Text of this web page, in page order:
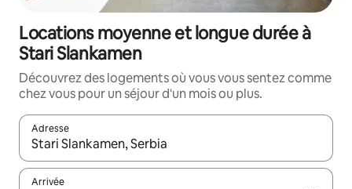
Locations moyenne et longue durée à
Stari Slankamen
Découvrez des logements où vous vous sentez comme
chez vous pour un séjour d'un mois ou plus.
Adresse
Lorsque les résultats s'affichent, utilisez les flèches vers le
Arrivée